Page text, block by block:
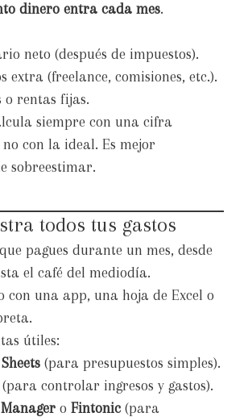
dinero entra cada mes.
neto (después de impuestos).
extra (freelance, comisiones, etc.).
o rentas fijas.
siempre con una cifra
con la ideal. Es mejor
sobreestimar.
todos tus gastos
pagues durante un mes, desde
el café del mediodía.
con una app, una hoja de Excel o
útiles:
(para presupuestos simples).
(para controlar ingresos y gastos).
o Fintonic (para